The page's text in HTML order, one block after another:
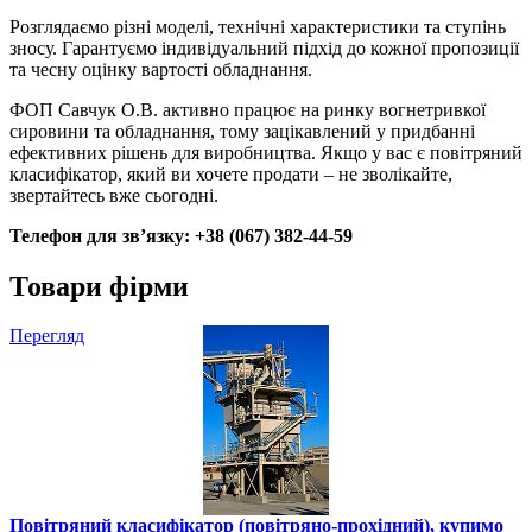
Розглядаємо різні моделі, технічні характеристики та ступінь
зносу. Гарантуємо індивідуальний підхід до кожної пропозиції
та чесну оцінку вартості обладнання.
ФОП Савчук О.В. активно працює на ринку вогнетривкої
сировини та обладнання, тому зацікавлений у придбанні
ефективних рішень для виробництва. Якщо у вас є повітряний
класифікатор, який ви хочете продати – не зволікайте,
звертайтесь вже сьогодні.
Телефон для зв’язку: +38 (067) 382-44-59
Товари фірми
Перегляд
Повітряний класифікатор (повітряно-прохідний), купимо